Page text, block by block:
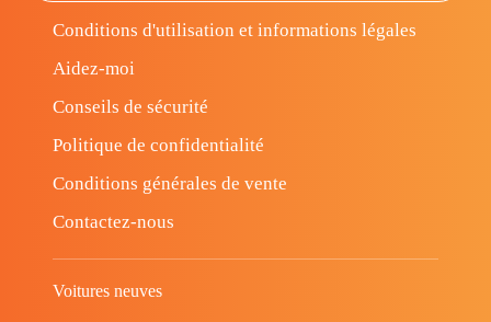
Conditions d'utilisation et informations légales
Aidez-moi
Conseils de sécurité
Politique de confidentialité
Conditions générales de vente
Contactez-nous
Voitures neuves